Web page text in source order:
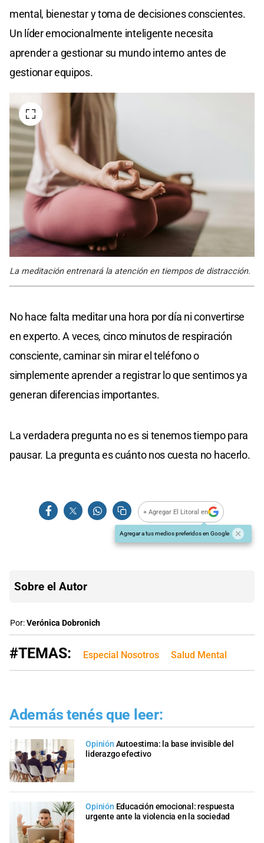
mental, bienestar y toma de decisiones conscientes.
Un líder emocionalmente inteligente necesita
aprender a gestionar su mundo interno antes de
gestionar equipos.
La meditación entrenará la atención en tiempos de distracción.
No hace falta meditar una hora por día ni convertirse
en experto. A veces, cinco minutos de respiración
consciente, caminar sin mirar el teléfono o
simplemente aprender a registrar lo que sentimos ya
generan diferencias importantes.
La verdadera pregunta no es si tenemos tiempo para
pausar. La pregunta es cuánto nos cuesta no hacerlo.
+ Agregar El Litoral en
Agregar a tus medios preferidos en Google
Sobre el Autor
Por:Verónica Dobronich
#TEMAS: Especial Nosotros Salud Mental
Además tenés que leer:
Opinión Autoestima: la base invisible del
liderazgo efectivo
Opinión Educación emocional: respuesta
urgente ante la violencia en la sociedad